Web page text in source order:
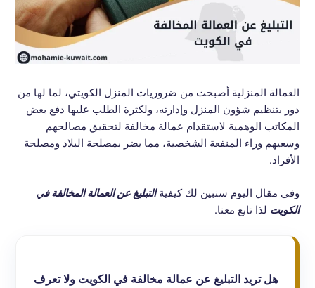
العمالة المنزلية أصبحت من ضروريات المنزل الكويتي، لما لها من
دور بتنظيم شؤون المنزل وإدارته، ولكثرة الطلب عليها دفع بعض
المكاتب الوهمية لاستقدام عمالة مخالفة لتحقيق مصالحهم
وسعيهم وراء المنفعة الشخصية، مما يضر بمصلحة البلاد ومصلحة
الأفراد.
وفي مقال اليوم سنبين لك كيفيةالتبليغ عن العمالة المخالفة في
الكويت لذا تابع معنا.
هل تريد التبليغ عن عمالة مخالفة في الكويت ولا تعرف